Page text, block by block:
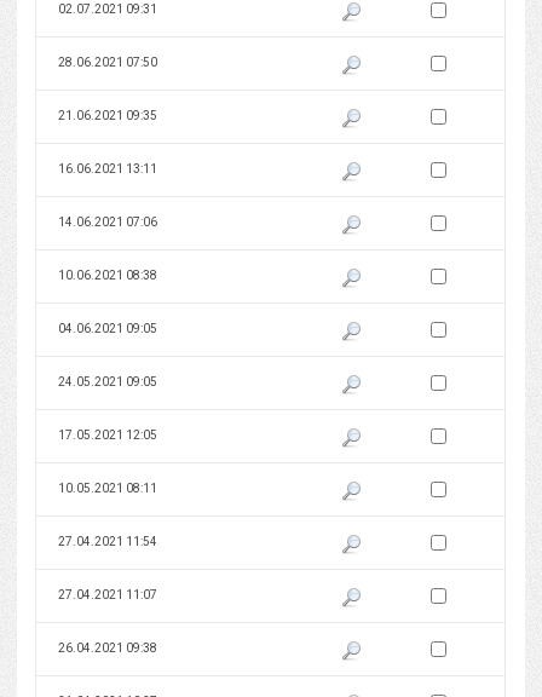
02.07.2021 09:31 Pokaż podgląd wersji z dnia
Zaznacz wersję do
28.06.2021 07:50 Pokaż podgląd wersji z dnia
Zaznacz wersję do
21.06.2021 09:35 Pokaż podgląd wersji z dnia
Zaznacz wersję do
16.06.2021 13:11 Pokaż podgląd wersji z dnia
Zaznacz wersję do
14.06.2021 07:06 Pokaż podgląd wersji z dnia
Zaznacz wersję do
10.06.2021 08:38 Pokaż podgląd wersji z dnia
Zaznacz wersję do
04.06.2021 09:05 Pokaż podgląd wersji z dnia
Zaznacz wersję do
24.05.2021 09:05 Pokaż podgląd wersji z dnia
Zaznacz wersję do
17.05.2021 12:05 Pokaż podgląd wersji z dnia
Zaznacz wersję do
10.05.2021 08:11 Pokaż podgląd wersji z dnia
Zaznacz wersję do
27.04.2021 11:54 Pokaż podgląd wersji z dnia
Zaznacz wersję do
27.04.2021 11:07 Pokaż podgląd wersji z dnia
Zaznacz wersję do
26.04.2021 09:38 Pokaż podgląd wersji z dnia
Zaznacz wersję do